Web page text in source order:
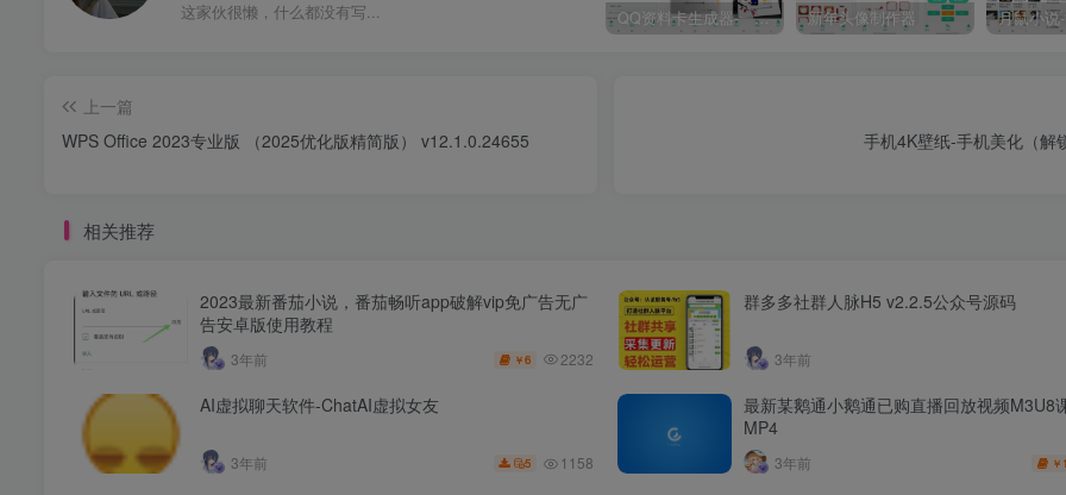
这家伙很懒，什么都没有写... QQ资料卡生成器-一键生成炫酷资料卡 新年头像制作器
上一篇
WPS Office 2023专业版 （2025优化版精简版） v12.1.0.24655
手机4K壁纸-手机美化（解
相关推荐
2023最新番茄小说，番茄畅听app破解vip免广告无广
告安卓版使用教程
3年前 ￥6 2232
群多多社群人脉H5 v2.2.5公众号源码
3年前
AI虚拟聊天软件-ChatAI虚拟女友
3年前 5 1158
最新某鹅通小鹅通已购直播回放视频M3U8
MP4
3年前 ￥